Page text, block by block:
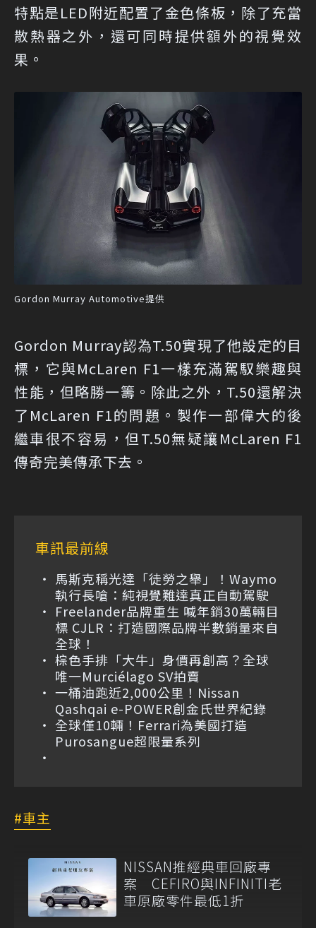
特點是LED附近配置了金色條板，除了充當
散熱器之外，還可同時提供額外的視覺效
果。
Gordon Murray Automotive提供
Gordon Murray認為T.50實現了他設定的目
標，它與McLaren F1一樣充滿駕馭樂趣與
性能，但略勝一籌。除此之外，T.50還解決
了McLaren F1的問題。製作一部偉大的後
繼車很不容易，但T.50無疑讓McLaren F1
傳奇完美傳承下去。
車訊最前線
馬斯克稱光達「徒勞之舉」！Waymo
執行長嗆：純視覺難達真正自動駕駛
Freelander品牌重生 喊年銷30萬輛目
標 CJLR：打造國際品牌半數銷量來自
全球！
棕色手排「大牛」身價再創高？全球
唯一Murciélago SV拍賣
一桶油跑近2,000公里！Nissan
Qashqai e-POWER創金氏世界紀錄
全球僅10輛！Ferrari為美國打造
Purosangue超限量系列
車主
NISSAN推經典車回廠專
案 CEFIRO與INFINITI老
車原廠零件最低1折